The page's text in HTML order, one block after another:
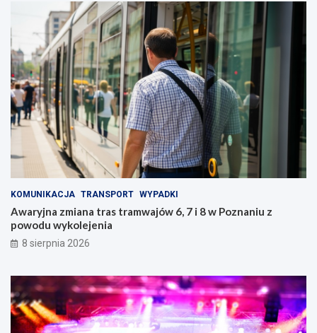
KOMUNIKACJA TRANSPORT WYPADKI
Awaryjna zmiana tras tramwajów 6, 7 i 8 w Poznaniu z
powodu wykolejenia
8 sierpnia 2026